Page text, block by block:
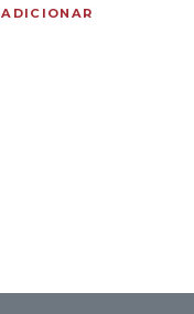
preço preço
ADICIONAR